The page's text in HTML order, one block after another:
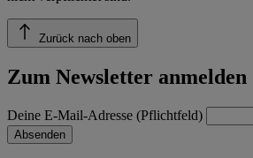
Zurück nach oben
Zum Newsletter anmelden
Deine E-Mail-Adresse (Pflichtfeld)
Absenden